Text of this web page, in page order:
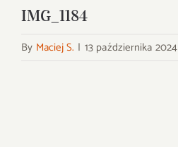
IMG_1184
By Maciej S. | 13 października 2024